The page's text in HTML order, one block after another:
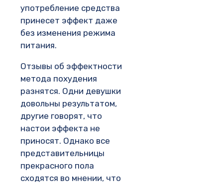
употребление средства
принесет эффект даже
без изменения режима
питания.
Отзывы об эффектности
метода похудения
разнятся. Одни девушки
довольны результатом,
другие говорят, что
настои эффекта не
приносят. Однако все
представительницы
прекрасного пола
сходятся во мнении, что